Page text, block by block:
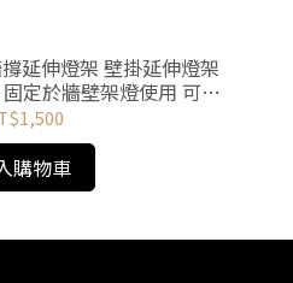
延伸燈架 壁掛延伸燈架
定於牆壁架燈使用 可收
客安裝
購物車